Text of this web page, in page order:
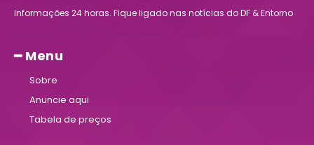
Informações 24 horas. Fique ligado nas notícias do DF & Entorno
━ Menu
Sobre
Anuncie aqui
Tabela de preços